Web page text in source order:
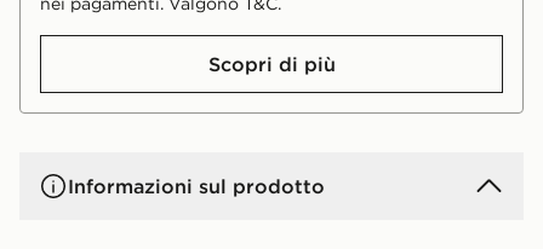
Scopri di più
Informazioni sul prodotto